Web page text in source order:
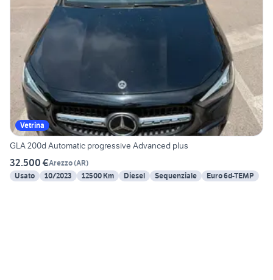
Vetrina
GLA 200d Automatic progressive Advanced plus
32.500 €Arezzo(AR)
Usato
10/2023 12500 Km Diesel Sequenziale Euro 6d-TEMP